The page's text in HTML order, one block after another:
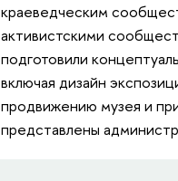
краеведческим
активистскими
подготовили
включая дизайн
продвижению музея и
представлены